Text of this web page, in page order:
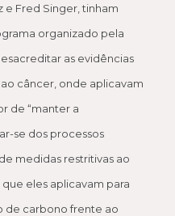
e Fred Singer, tinham
organizado pela
as evidências
câncer, onde aplicavam
de “manter a
se dos processos
medidas restritivas ao
eles aplicavam para
de carbono frente ao